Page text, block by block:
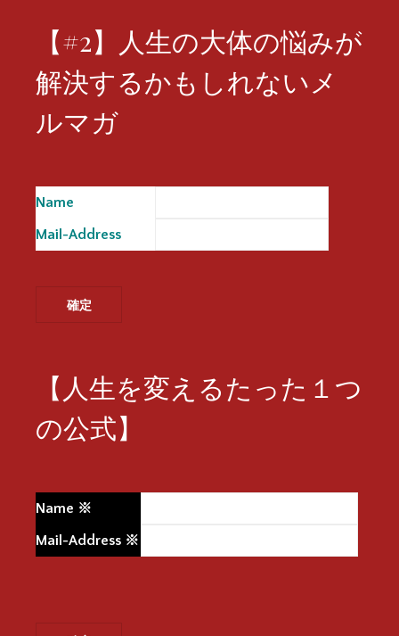
【#2】人生の大体の悩みが
解決するかもしれないメ
ルマガ
Name
Mail-Address
【人生を変えるたった１つ
の公式】
Name ※
Mail-Address ※